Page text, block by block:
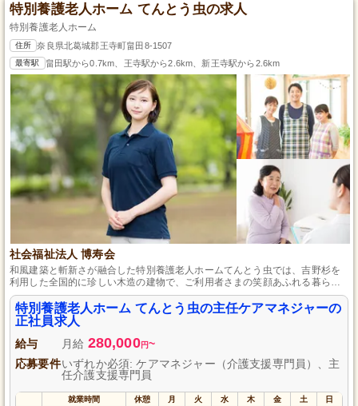
特別養護老人ホーム てんとう虫の求人
特別養護老人ホーム
住所 奈良県北葛城郡王寺町畠田8-1507
最寄駅 畠田駅から0.7km、王寺駅から2.6km、新王寺駅から2.6km
社会福祉法人 博寿会
和風建築と斬新さが融合した特別養護老人ホームてんとう虫では、吉野杉を
利用した全国的に珍しい木造の建物で、ご利用者さまの笑顔あふれる暮らし
を心安らぐ空間でサポートしております。
特別養護老人ホーム てんとう虫の主任ケアマネジャーの
正社員求人
給与 月給 280,000円~
応募要件いずれか必須: ケアマネジャー（介護支援専門員）、主
任介護支援専門員
就業時間 休憩 月 火 水 木 金 土 日